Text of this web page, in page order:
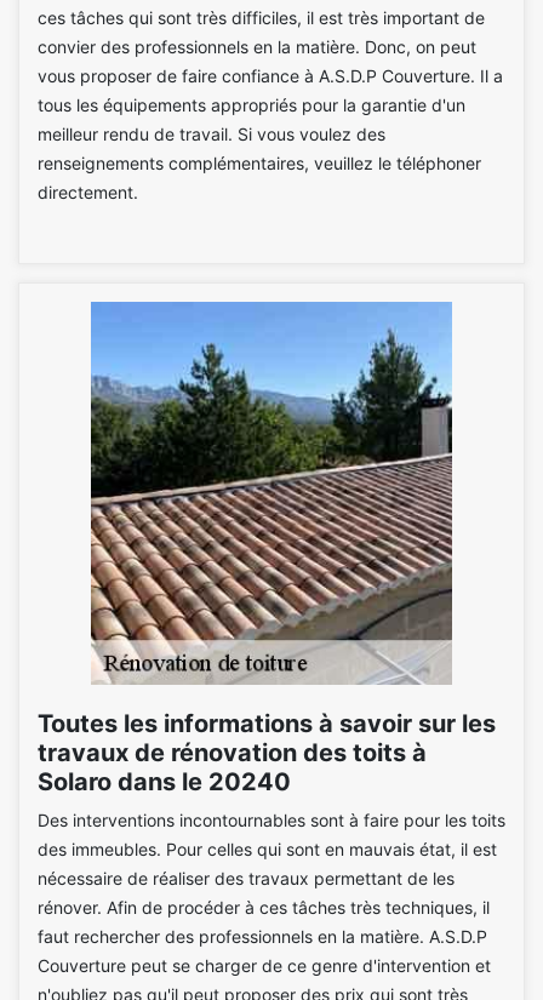
ces tâches qui sont très difficiles, il est très important de
convier des professionnels en la matière. Donc, on peut
vous proposer de faire confiance à A.S.D.P Couverture. Il a
tous les équipements appropriés pour la garantie d'un
meilleur rendu de travail. Si vous voulez des
renseignements complémentaires, veuillez le téléphoner
directement.
Toutes les informations à savoir sur les
travaux de rénovation des toits à
Solaro dans le 20240
Des interventions incontournables sont à faire pour les toits
des immeubles. Pour celles qui sont en mauvais état, il est
nécessaire de réaliser des travaux permettant de les
rénover. Afin de procéder à ces tâches très techniques, il
faut rechercher des professionnels en la matière. A.S.D.P
Couverture peut se charger de ce genre d'intervention et
n'oubliez pas qu'il peut proposer des prix qui sont très